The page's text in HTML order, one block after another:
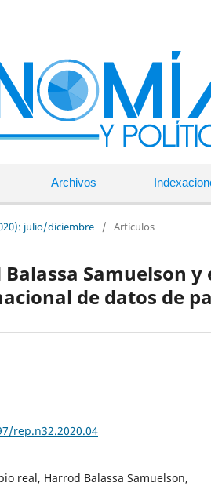
Archivos
julio/diciembre / Artículos
Samuelson
de datos de
rep.n32.2020.04
real, Harrod Balassa Samuelson,